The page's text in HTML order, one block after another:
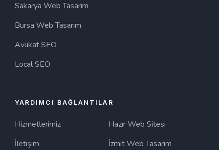
Sakarya Web Tasarım
Bursa Web Tasarım
Avukat SEO
Local SEO
YARDIMCI BAĞLANTILAR
Hizmetlerimiz
İletişim
Hazır Web Sitesi
İzmit Web Tasarım